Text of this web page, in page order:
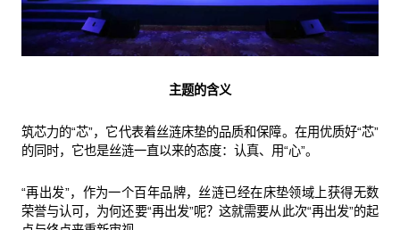
主题的含义
筑芯力的“芯”，它代表着丝涟床垫的品质和保障。在用优质好“芯”
的同时，它也是丝涟一直以来的态度：认真、用“心”。
“再出发”，作为一个百年品牌，丝涟已经在床垫领域上获得无数
荣誉与认可，为何还要“再出发”呢？这就需要从此次“再出发”的起